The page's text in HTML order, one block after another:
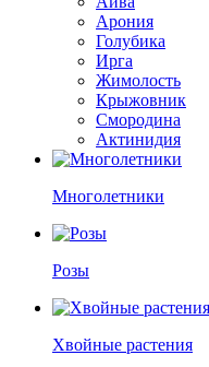
Арония
Голубика
Ирга
Жимолость
Крыжовник
Смородина
Актинидия
Многолетники
Розы
Хвойные растения